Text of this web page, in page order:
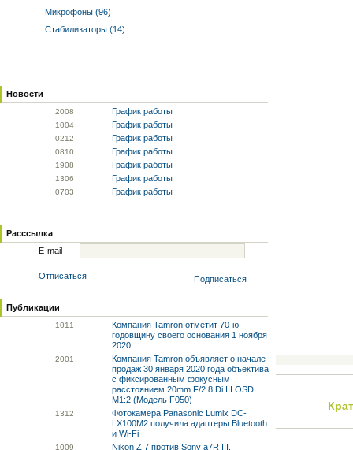
Микрофоны (96)
Стабилизаторы (14)
Новости
2008 График работы
1004 График работы
0212 График работы
0810 График работы
1908 График работы
1306 График работы
0703 График работы
Расссылка
E-mail
Отписаться Подписаться
Публикации
1011
Компания Tamron отметит 70-ю
годовщину своего основания 1 ноября
2020
2001
Компания Tamron объявляет о начале
продаж 30 января 2020 года объектива
с фиксированным фокусным
расстоянием 20mm F/2.8 Di III OSD
M1:2 (Модель F050)
1312
Фотокамера Panasonic Lumix DC-
LX100M2 получила адаптеры Bluetooth
и Wi-Fi
1009 Nikon Z 7 против Sony a7R III.